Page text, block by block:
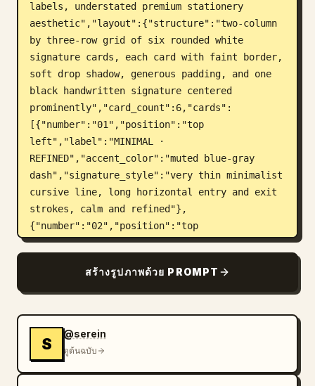
labels, understated premium stationery
aesthetic","layout":{"structure":"two-column
by three-row grid of six rounded white
signature cards, each card with faint border,
soft drop shadow, generous padding, and one
black handwritten signature centered
prominently","card_count":6,"cards":
[{"number":"01","position":"top
left","label":"MINIMAL ·
REFINED","accent_color":"muted blue-gray
dash","signature_style":"very thin minimalist
cursive line, long horizontal entry and exit
strokes, calm and refined"},
{"number":"02","position":"top
right","label":"BOLD ·
dash","signature_style":"large bold angular
cursive, thick black strokes, dramatic upward
upper right"},
{"number":"03","position":"middle
left","label":"CASUAL ·
EFFORTLESS","accent_color":"olive green
สร้างรูปภาพด้วย PROMPT
S
@serein
ดูต้นฉบับ